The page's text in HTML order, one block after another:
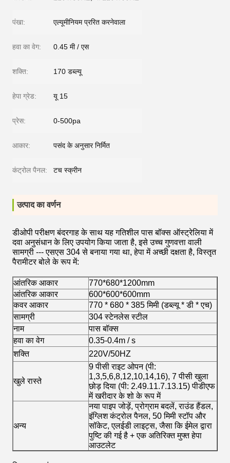
पंखा: एल्यूमीनियम प्ररित करनेवाला
हवा का वेग: 0.45 मी / एस
शक्ति: 170 डब्ल्यू
हेपा ग्रेड: यू 15
प्रेस: 0-500pa
आकार: पसंद के अनुसार निर्मित
कंट्रोल पैनल: टच स्क्रीन
उत्पाद का वर्णन
डीओपी परीक्षण बंदरगाह के साथ यह गतिशील पास बॉक्स ऑस्ट्रेलिया में
दवा अनुसंधान के लिए उपयोग किया जाता है, इसे उच्च गुणवत्ता वाली
सामग्री --- एसएस 304 से बनाया गया था, हेपा में अच्छी दक्षता है, विस्तृत
पैरामीटर बोले के रूप में:
आंतरिक आकार
770*680*1200mm
आंतरिक आकार
600*600*600mm
कवर आकार
770 * 680 * 385 मिमी (डब्ल्यू * डी * एच)
सामग्री
304 स्टेनलेस स्टील
नाम
पास बॉक्स
हवा का वेग
0.35-0.4m / s
शक्ति
220V/50HZ
खुले रास्ते
9 पीसी राइट ओपन (पी:
1,3,5,6,8,12,10,14,16), 7 पीसी खुला
छोड़ दिया (पी: 2.49.11.7.13.15) पीडीएफ
में खरीदार के शो के रूप में
अन्य
नया पाइप जोड़ें, प्रोग्राम बदलें, राउंड हैंडल,
इंग्लिश कंट्रोल पैनल, 50 मिमी स्टॉप और
सॉकेट, एलईडी लाइट्स, जैसा कि ईमेल द्वारा
पुष्टि की गई है + एक अतिरिक्त मुफ्त हेपा
आउटलेट